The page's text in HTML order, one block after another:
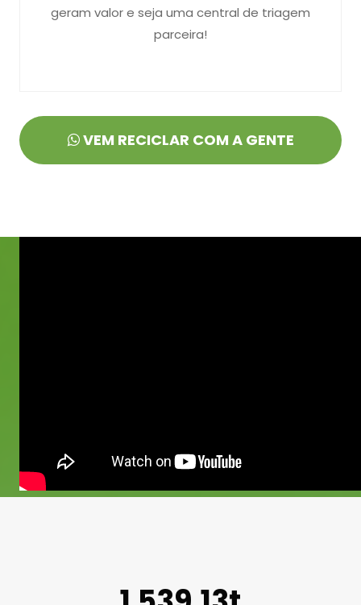
geram valor e seja uma central de triagem
parceira!
VEM RECICLAR COM A GENTE